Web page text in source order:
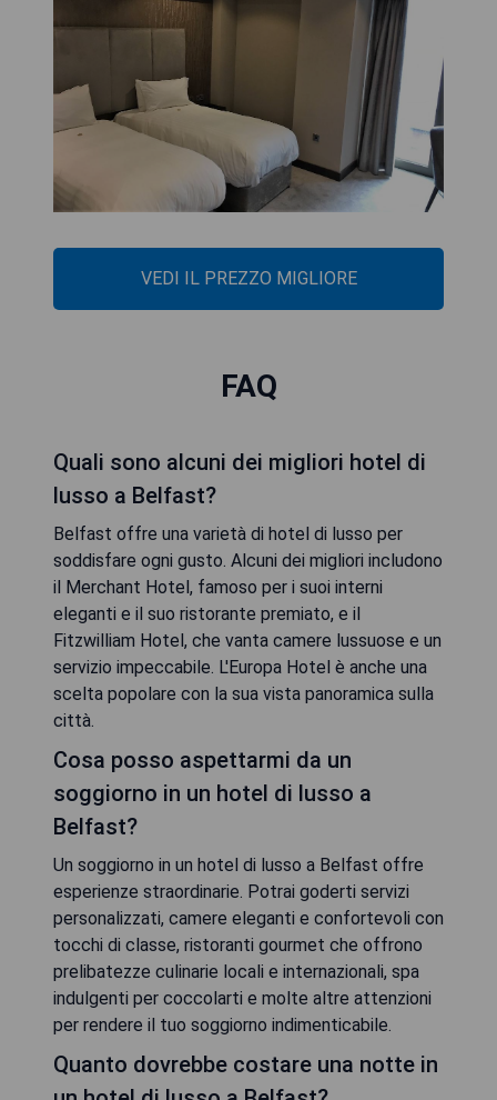
VEDI IL PREZZO MIGLIORE
FAQ
Quali sono alcuni dei migliori hotel di
lusso a Belfast?
Belfast offre una varietà di hotel di lusso per
soddisfare ogni gusto. Alcuni dei migliori includono
il Merchant Hotel, famoso per i suoi interni
eleganti e il suo ristorante premiato, e il
Fitzwilliam Hotel, che vanta camere lussuose e un
servizio impeccabile. L'Europa Hotel è anche una
scelta popolare con la sua vista panoramica sulla
città.
Cosa posso aspettarmi da un
soggiorno in un hotel di lusso a
Belfast?
Un soggiorno in un hotel di lusso a Belfast offre
esperienze straordinarie. Potrai goderti servizi
personalizzati, camere eleganti e confortevoli con
tocchi di classe, ristoranti gourmet che offrono
prelibatezze culinarie locali e internazionali, spa
indulgenti per coccolarti e molte altre attenzioni
per rendere il tuo soggiorno indimenticabile.
Quanto dovrebbe costare una notte in